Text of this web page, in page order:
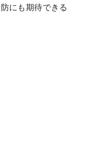
にも期待できる